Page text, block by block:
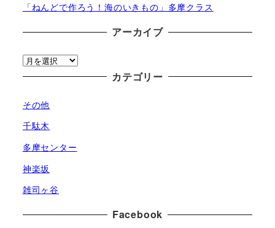
「ねんどで作ろう！海のいきもの」多摩クラス
アーカイブ
ア
ー
イ
ブ
カテゴリー
その他
千駄木
多摩センター
神楽坂
雑司ヶ谷
Facebook